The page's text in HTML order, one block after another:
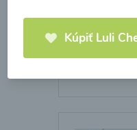
Mrkvový
Kúpiť Luli